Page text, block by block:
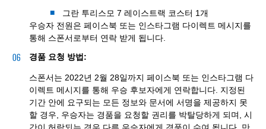
그란 투리스모 7 레이스트랙 코스터 1개
우승자 전원은 페이스북 또는 인스타그램 다이렉트 메시지를
통해 스폰서로부터 연락 받게 됩니다.
경품 요청 방법:
스폰서는 2022년 2월 28일까지 페이스북 또는 인스타그램 다
이렉트 메시지를 통해 우승 후보자에게 연락합니다. 지정된
기간 안에 요구되는 모든 정보와 문서에 서명을 제공하지 못
할 경우, 우승자는 경품을 요청할 권리를 박탈당하게 되며, 시
간이 허락되는 경우 다른 우승자에게 경품이 수여 됩니다. 만